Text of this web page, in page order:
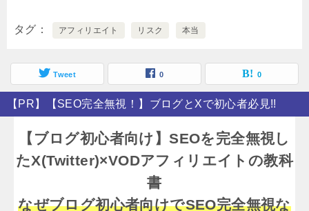
タグ アフィリエイト リスク 本当
Tweet 0 0
【PR】【SEO完全無視！】ブログとXで初心者必見!!
【ブログ初心者向け】SEOを完全無視し
たX(Twitter)×VODアフィリエイトの教科
書
なぜブログ初心者向けでSEO完全無視な